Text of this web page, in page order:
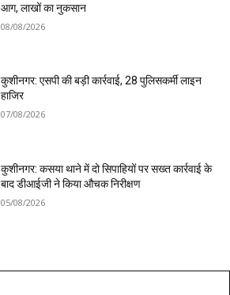
आग, लाखों का नुकसान
08/08/2026
कुशीनगर: एसपी की बड़ी कार्रवाई, 28 पुलिसकर्मी लाइन
हाजिर
07/08/2026
कुशीनगर: कसया थाने में दो सिपाहियों पर सख्त कार्रवाई के
बाद डीआईजी ने किया औचक निरीक्षण
05/08/2026